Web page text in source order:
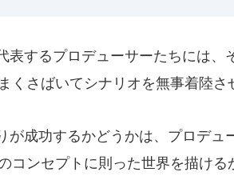
表するプロデューサーたちには、
くさばいてシナリオを無事着陸さ
が成功するかどうかは、プロデュ
コンセプトに則った世界を描ける